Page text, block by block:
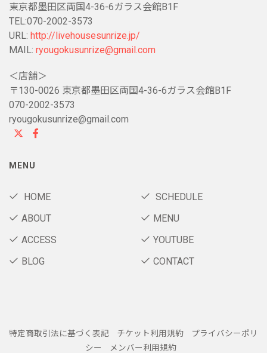
東京都墨田区両国4-36-6ガラス会館B1F
TEL:070-2002-3573
URL: http://livehousesunrize.jp/
MAIL: ryougokusunrize@gmail.com
＜店舗＞
〒130-0026 東京都墨田区両国4-36-6ガラス会館B1F
070-2002-3573
ryougokusunrize@gmail.com
MENU
HOME
SCHEDULE
ABOUT
MENU
ACCESS
YOUTUBE
BLOG
CONTACT
特定商取引法に基づく表記 チケット利用規約
プライバシーポリ
シー
メンバー利用規約